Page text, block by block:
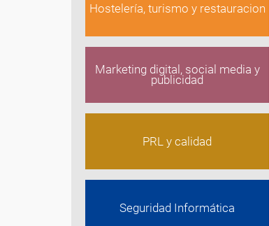
Hostelería, turismo y restauracion
Marketing digital, social media y
publicidad
PRL y calidad
Seguridad Informática